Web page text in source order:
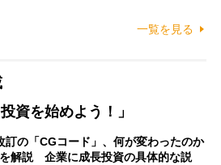
一覧を見る
資を始めよう！」
訂の「CGコード」、何が変わったのか
解説 企業に成長投資の具体的な説